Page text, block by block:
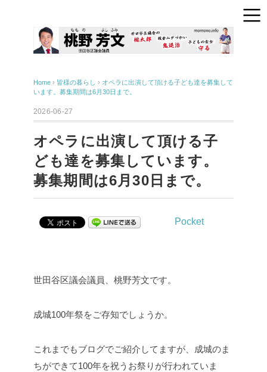
Home › 皆様の暮らし › オペラに出演して頂ける子ども達を募集して
います。募集期間は6月30日まで。
2026-06-27
オペラに出演して頂ける子
ども達を募集しています。
募集期間は6月30日まで。
Pocket
世田谷区議会議員、桃野芳文です。
成城100年祭をご存知でしょうか。
これまでもブログでご紹介してますが、成城のま
ちができて100年を祝うお祭りが行われていま